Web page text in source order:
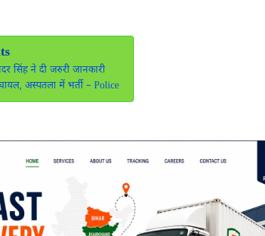
सिंह ने दी जरुरी जानकारी
घायल, अस्पतला में भर्ती – Police